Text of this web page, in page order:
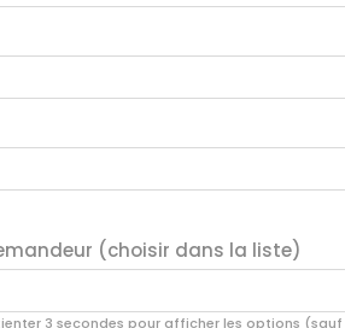
(choisir dans la liste)
3 secondes pour afficher les options (sauf